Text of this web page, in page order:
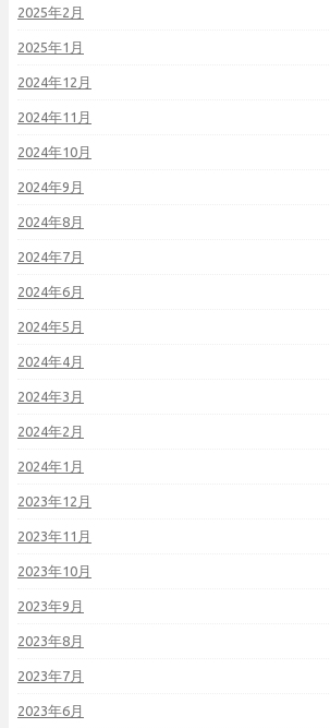
2025年2月
2025年1月
2024年12月
2024年11月
2024年10月
2024年9月
2024年8月
2024年7月
2024年6月
2024年5月
2024年4月
2024年3月
2024年2月
2024年1月
2023年12月
2023年11月
2023年10月
2023年9月
2023年8月
2023年7月
2023年6月